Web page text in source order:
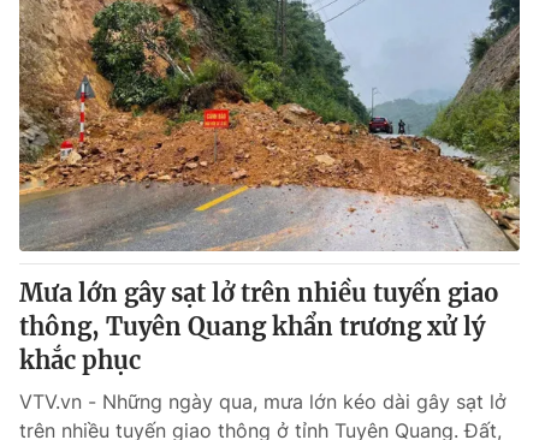
Y tế
Thế giới
Tin tức
Thế giới đó đây
Câu chuyện quốc tế
Kinh tế
Tài chính
Thị trường
Góc doanh nghiệp
Dữ liệu và đời sống
Truyền hình
Phim VTV
Hậu trường
Giải trí
Điện ảnh
Đời sống
Mưa lớn gây sạt lở trên nhiều tuyến giao
thông, Tuyên Quang khẩn trương xử lý
khắc phục
VTV.vn - Những ngày qua, mưa lớn kéo dài gây sạt lở
trên nhiều tuyến giao thông ở tỉnh Tuyên Quang. Đất,